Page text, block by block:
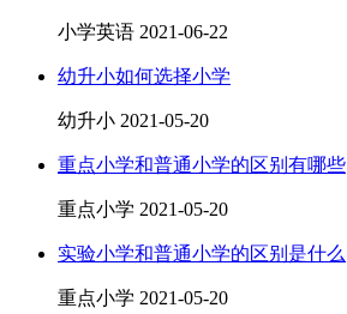
小学英语 2021-06-22
幼升小如何选择小学
幼升小 2021-05-20
重点小学和普通小学的区别有哪些
重点小学 2021-05-20
实验小学和普通小学的区别是什么
重点小学 2021-05-20